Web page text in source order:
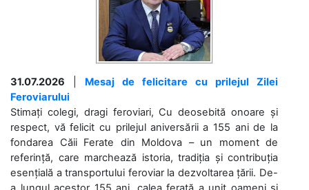
31.07.2026
Mesaj de felicitare cu prilejul Zilei
Feroviarului
Stimați colegi, dragi feroviari, Cu deosebită onoare și
respect, vă felicit cu prilejul aniversării a 155 ani de la
fondarea Căii Ferate din Moldova – un moment de
referință, care marchează istoria, tradiția și contribuția
esențială a transportului feroviar la dezvoltarea țării. De-